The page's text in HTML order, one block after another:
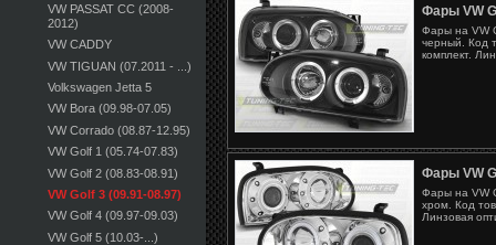
VW PASSAT CC (2008-
2012)
VW CADDY
VW TIGUAN (07.2011 - ...)
Volkswagen Jetta 5
VW Bora (09.98-07.05)
VW Corrado (08.87-12.95)
VW Golf 1 (05.74-07.83)
VW Golf 2 (08.83-08.91)
VW Golf 3 (09.91-08.97)
VW Golf 4 (09.97-09.03)
VW Golf 5 (10.03-...)
Фары VW
Фары на VW
черный. Код
комплект.
Фары VW
Фары на VW
хром. Код
Линзовая